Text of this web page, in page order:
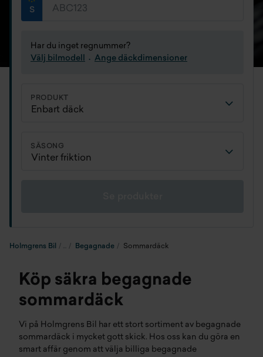
Har du inget regnummer?
Välj bilmodell
Ange däckdimensioner
PRODUKT
SÄSONG
Holmgrens Bil Begagnade Sommardäck
Köp säkra begagnade
sommardäck
Vi på Holmgrens Bil har ett stort sortiment av begagnade
sommardäck i mycket gott skick. Hos oss kan du göra en
smart affär genom att välja billiga begagnade